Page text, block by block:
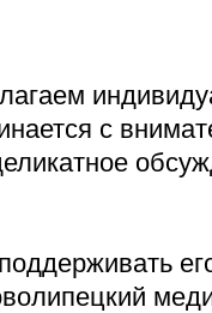
12:00–12:30
с